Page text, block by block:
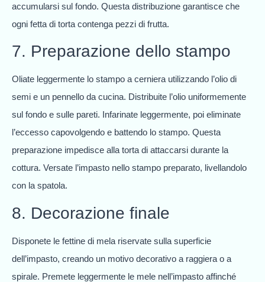
accumularsi sul fondo. Questa distribuzione garantisce che
ogni fetta di torta contenga pezzi di frutta.
7. Preparazione dello stampo
Oliate leggermente lo stampo a cerniera utilizzando l’olio di
semi e un pennello da cucina. Distribuite l’olio uniformemente
sul fondo e sulle pareti. Infarinate leggermente, poi eliminate
l’eccesso capovolgendo e battendo lo stampo. Questa
preparazione impedisce alla torta di attaccarsi durante la
cottura. Versate l’impasto nello stampo preparato, livellandolo
con la spatola.
8. Decorazione finale
Disponete le fettine di mela riservate sulla superficie
dell’impasto, creando un motivo decorativo a raggiera o a
spirale. Premete leggermente le mele nell’impasto affinché